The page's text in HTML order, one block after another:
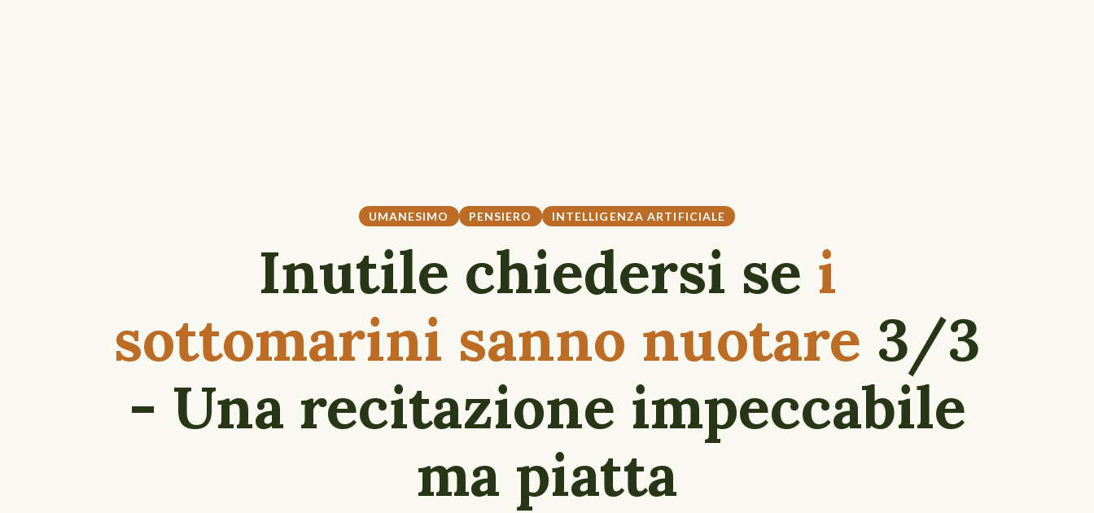
UMANESIMO PENSIERO INTELLIGENZA ARTIFICIALE
Inutile chiedersi se i
sottomarini sanno nuotare 3/3
- Una recitazione impeccabile
ma piatta